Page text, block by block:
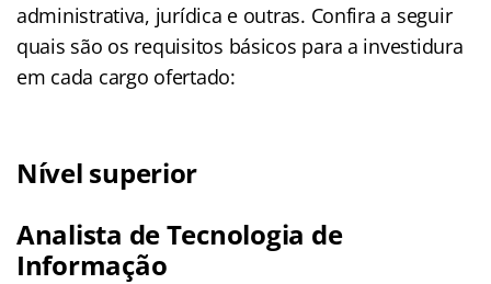
administrativa, jurídica e outras. Confira a seguir
quais são os requisitos básicos para a investidura
em cada cargo ofertado:
Nível superior
Analista de Tecnologia de
Informação